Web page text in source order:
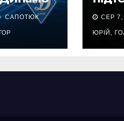
яку
можна
САПОТЮК
у
СЕР 7,
ЮРІЙ,